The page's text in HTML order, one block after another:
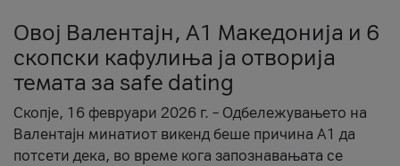
Овој Валентајн, A1 Македонија и 6
скопски кафулиња ја отворија
темата за safe dating
Скопје, 16 февруари 2026 г. – Одбележувањето на
Валентајн минатиот викенд беше причина А1 да
потсети дека, во време кога запознавањата се